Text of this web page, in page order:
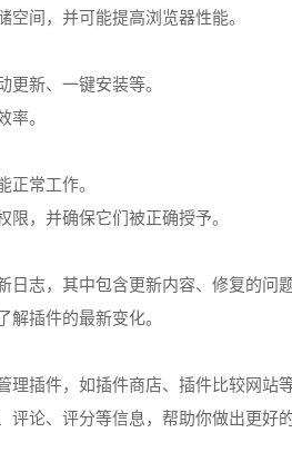
间，并可能提高浏览器性能。
新、一键安装等。
率。
正常工作。
，并确保它们被正确授予。
志，其中包含更新内容、修复的问题
插件的最新变化。
插件，如插件商店、插件比较网站等
论、评分等信息，帮助你做出更好的